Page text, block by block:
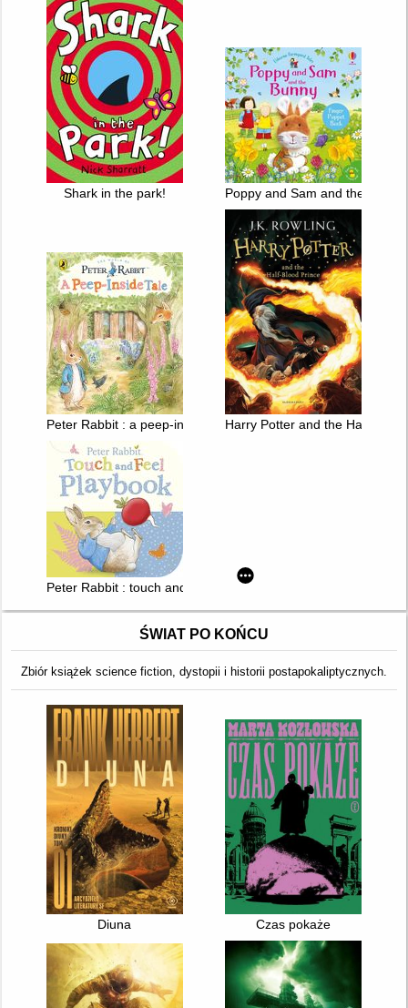
Shark in the park! Poppy and Sam and the Bunny
Peter Rabbit : a peep-inside taleHarry Potter and the Half-
Peter Rabbit : touch and feel playbook
ŚWIAT PO KOŃCU
Zbiór książek science fiction, dystopii i historii postapokaliptycznych.
Diuna Czas pokaże